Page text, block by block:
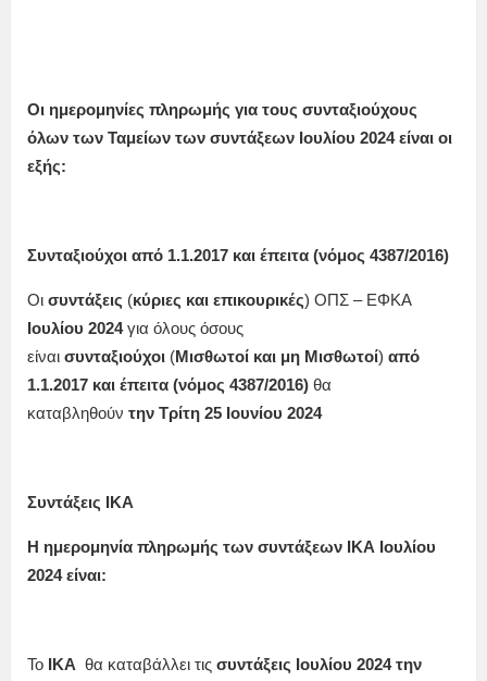
Οι ημερομηνίες πληρωμής για τους συνταξιούχους
όλων των Ταμείων των συντάξεων Ιουλίου 2024 είναι οι
εξής:
Συνταξιούχοι από 1.1.2017 και έπειτα (νόμος 4387/2016)
Οι συντάξεις (κύριες και επικουρικές) ΟΠΣ – ΕΦΚΑ
Ιουλίου 2024 για όλους όσους
είναι συνταξιούχοι (Μισθωτοί και μη Μισθωτοί) από
1.1.2017 και έπειτα (νόμος 4387/2016) θα
καταβληθούν την Τρίτη 25 Ιουνίου 2024
Συντάξεις ΙΚΑ
Η ημερομηνία πληρωμής των συντάξεων ΙΚΑ Ιουλίου
2024 είναι:
Το ΙΚΑ θα καταβάλλει τις συντάξεις Ιουλίου 2024 την